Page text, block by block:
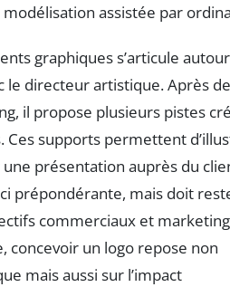
assistée par
graphiques s’articule autour
le directeur artistique. Après
il propose plusieurs pistes
Ces supports permettent
présentation auprès du
prépondérante, mais doit
commerciaux et
concevoir un logo repose non
mais aussi sur l’impact